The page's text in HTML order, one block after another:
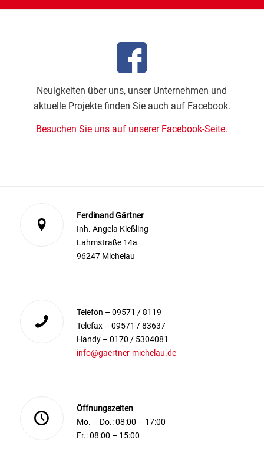
Neuigkeiten über uns, unser Unternehmen und
aktuelle Projekte finden Sie auch auf Facebook.
Besuchen Sie uns auf unserer Facebook-Seite.
Ferdinand Gärtner
Inh. Angela Kießling
Lahmstraße 14a
96247 Michelau
Telefon – 09571 / 8119
Telefax – 09571 / 83637
Handy – 0170 / 5304081
info@gaertner-michelau.de
Öffnungszeiten
Mo. – Do.: 08:00 – 17:00
Fr.: 08:00 – 15:00